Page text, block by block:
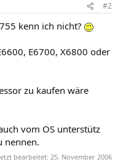
#2
kenn ich nicht?
E6700, X6800 oder
zu kaufen wäre
vom OS unterstütz
nennen.
bearbeitet: 25. November 2006